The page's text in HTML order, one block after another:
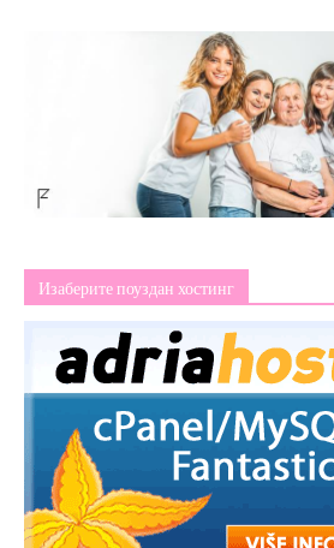
Изаберите поуздан хостинг